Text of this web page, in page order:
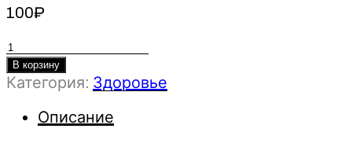
100₽
Количество
товара
Дефицит
В корзину
Категория: Здоровье
Описание